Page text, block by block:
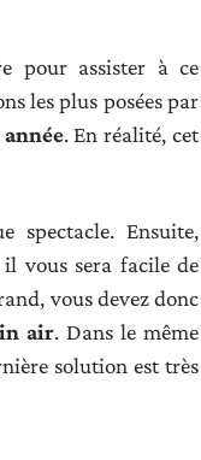
pour assister à ce
les plus posées par
. En réalité, cet
Ensuite,
il vous sera facile de
vous devez donc
air. Dans le même
solution est très